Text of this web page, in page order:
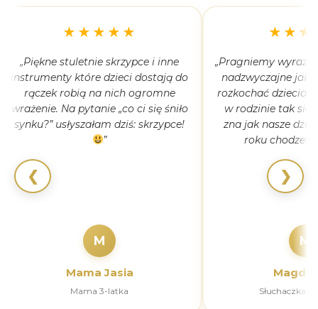
❮
★★★★★
„Piękne stuletnie skrzypce i inne
instrumenty które dzieci dostają do
rączek robią na nich ogromne
wrażenie. Na pytanie „co ci się śniło
synku?” usłyszałam dziś: skrzypce!
”
M
Mama Jasia
Mama 3-latka
„Pragniemy wyrazić
nadzwyczajne jak
rozkochać
w rodzinie tak się
zna jak nasze
roku
M
Słuchaczka
❯